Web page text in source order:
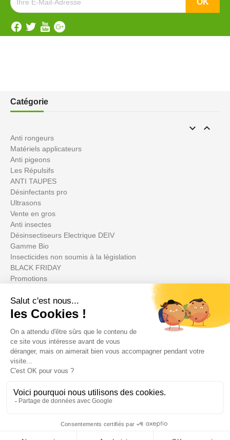
Catégorie
 
Anti rongeurs
Matériels applicateurs
Anti pigeons
Les Répulsifs
ANTI TAUPES
Désinfectants pro
Ultrasons
Vente en gros
Anti insectes
Désinsectiseurs Electrique DEIV
Gamme Bio
Insecticides non soumis à la législation
BLACK FRIDAY
Promotions
Ihr Konto
Informations